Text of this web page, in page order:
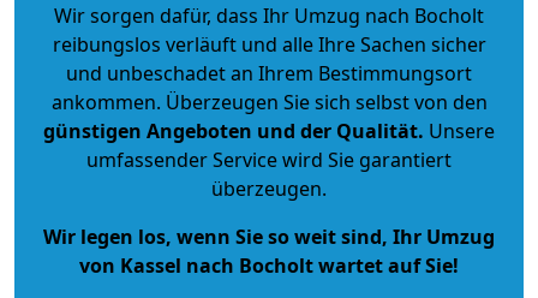
Wir sorgen dafür, dass Ihr Umzug nach Bocholt
reibungslos verläuft und alle Ihre Sachen sicher
und unbeschadet an Ihrem Bestimmungsort
ankommen. Überzeugen Sie sich selbst von den
günstigen Angeboten und der Qualität. Unsere
umfassender Service wird Sie garantiert
überzeugen.
Wir legen los, wenn Sie so weit sind, Ihr Umzug
von Kassel nach Bocholt wartet auf Sie!